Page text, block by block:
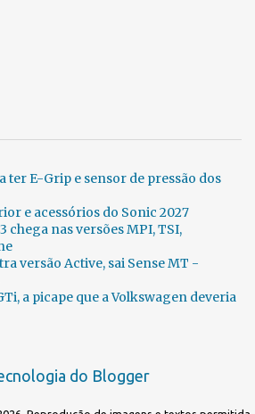
ter E-Grip e sensor de pressão dos
e acessórios do Sonic 2027
chega nas versões MPI, TSI,
versão Active, sai Sense MT -
a picape que a Volkswagen deveria
do Blogger